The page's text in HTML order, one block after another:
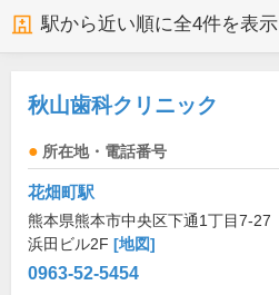
駅から近い順に全4件を表示
秋山歯科クリニック
所在地・電話番号
花畑町駅
熊本県熊本市中央区下通1丁目7-27
浜田ビル2F [地図]
0963-52-5454